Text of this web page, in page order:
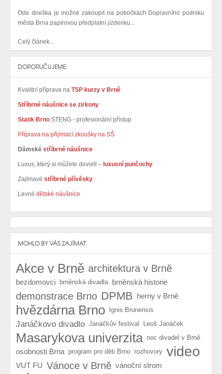
Ode dneška je možné zakoupit na pobočkách Dopravního podniku
města Brna papírovou předplatní jízdenku...
Celý článek...
DOPORUČUJEME:
Kvalitní příprava na TSP kurzy v Brně
Stříbrné náušnice se zirkony
Statik Brno STENG - profesionální přístup
Příprava na přijímací zkoušky na SŠ
Dámské stříbrné náušnice
Luxus, který si můžete dovolit – luxusní punčochy
Zajímavé stříbrné přívěsky
Levné dětské náušnice
MOHLO BY VÁS ZAJÍMAT:
Akce v Brně architektura v Brně
bezdomovci brněnská divadla brněnská historie
demonstrace Brno DPMB herny v Brně
hvězdárna Brno Ignis Brunensis
Janáčkovo divadlo Janáčkův festival Leoš Janáček
Masarykova univerzita noc divadel v Brně
osobnosti Brna program pro děti Brno rozhovory video
VUT FU Vánoce v Brně vánoční strom